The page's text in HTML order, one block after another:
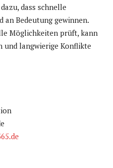
dass schnelle
an Bedeutung gewinnen.
Möglichkeiten prüft, kann
und langwierige Konflikte